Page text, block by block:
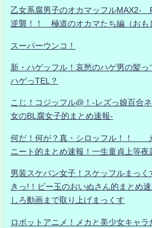
乙女系腐男子のオカマッフルMAX2-
逆襲！！ 極道のオカマたち編（おも
スーパーウンコ！
新・ハゲッフル！哀愁のハゲ男の髪っ
ハゲっTEL？
こじ！コジッフル@！-レズっ娘百合
女のBL腐女子的まとめ速報-
何だ！何が？真・シロッフル！！
ニート的まとめ速報！一生童貞上等夜
男装スケバン女子！スケッフルまっ
きっ!！ビー玉のおいぬさん的まとめ
しろ動画まで取り上げまっくす
ロボットアニメ！メカと美少女キャラ